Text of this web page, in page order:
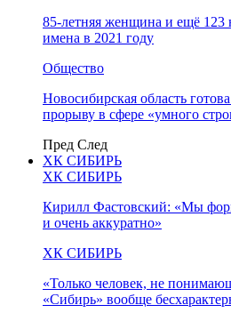
85-летняя женщина и ещё 123
имена в 2021 году
Общество
Новосибирская область
прорыву в сфере «умного
Пред След
ХК СИБИРЬ
ХК СИБИРЬ
Кирилл Фастовский: «Мы
и очень аккуратно»
ХК СИБИРЬ
«Только человек, не
«Сибирь» вообще